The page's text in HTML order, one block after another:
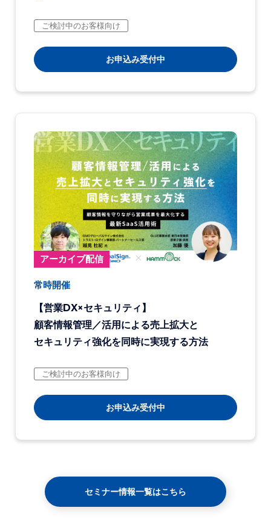
ご検討中のお客様向け
お申込み受付中
アーカイブ配信
常時開催
【営業DX×セキュリティ】
顧客情報管理／活用による売上拡大と
セキュリティ強化を同時に実現する方法
ご検討中のお客様向け
お申込み受付中
セミナー情報一覧はこちら